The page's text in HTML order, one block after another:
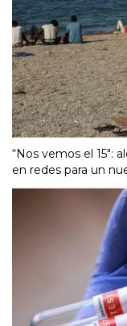
“Nos vemos el 15″:
en redes para un